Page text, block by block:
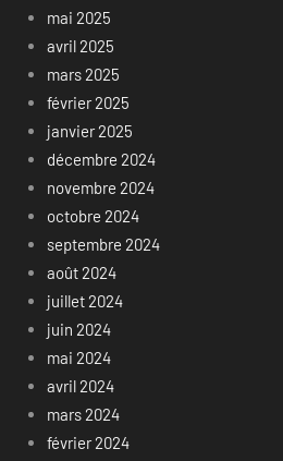
mai 2025
avril 2025
mars 2025
février 2025
janvier 2025
décembre 2024
novembre 2024
octobre 2024
septembre 2024
août 2024
juillet 2024
juin 2024
mai 2024
avril 2024
mars 2024
février 2024